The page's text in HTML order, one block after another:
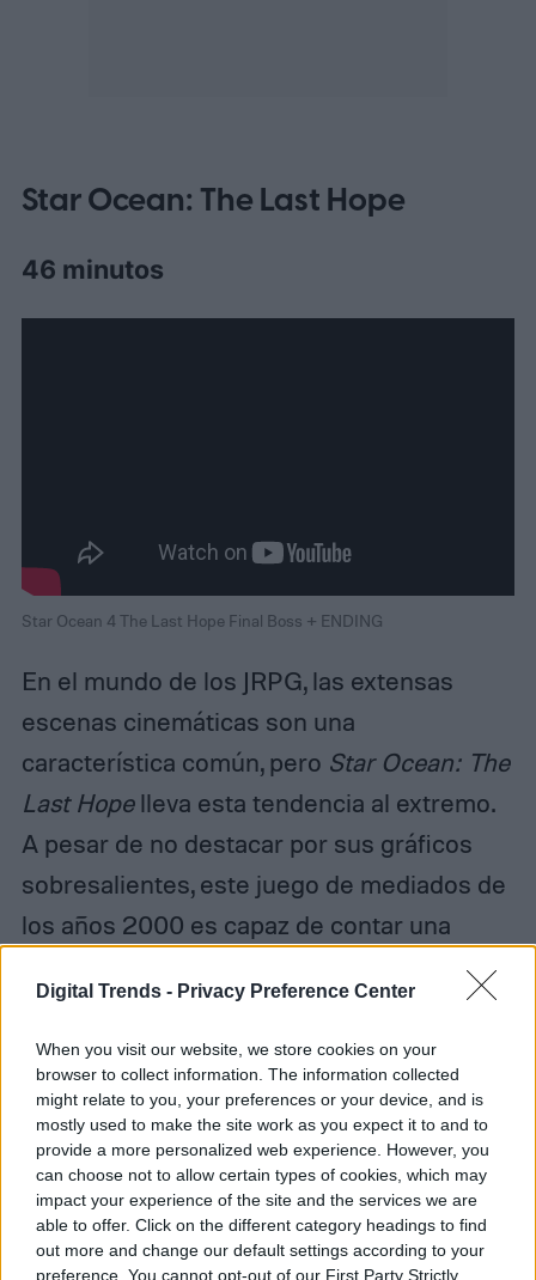
Digital Trends - Privacy Preference Center
When you visit our website, we store cookies on your
browser to collect information. The information collected
might relate to you, your preferences or your device, and is
mostly used to make the site work as you expect it to and to
provide a more personalized web experience. However, you
can choose not to allow certain types of cookies, which may
impact your experience of the site and the services we are
able to offer. Click on the different category headings to find
out more and change our default settings according to your
preference. You cannot opt-out of our First Party Strictly
Star Ocean: The Last Hope
46 minutos
Star Ocean 4 The Last Hope Final Boss + ENDING
En el mundo de los JRPG, las extensas
escenas cinemáticas son una
característica común, pero Star Ocean: The
Last Hopelleva esta tendencia al extremo.
A pesar de no destacar por sus gráficos
sobresalientes, este juego de mediados de
los años 2000 es capaz de contar una
juego, con una duración de 46 minutos,
precede a la batalla final, ofreciendo un
clímax asombroso para los jugadores.
El estudio detrás del juego, Square Enix, es
famoso por sus largas secuencias
cinemáticas. Si has jugado otros títulos de